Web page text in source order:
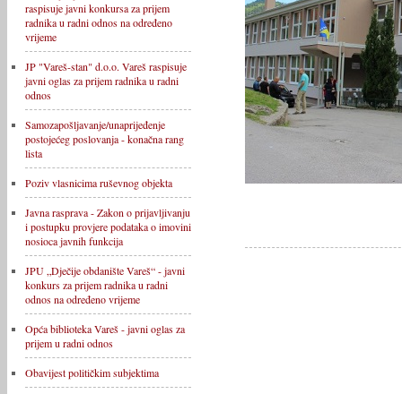
raspisuje javni konkursa za prijem
radnika u radni odnos na određeno
vrijeme
JP "Vareš-stan" d.o.o. Vareš raspisuje
javni oglas za prijem radnika u radni
odnos
Samozapošljavanje/unaprijeđenje
postojećeg poslovanja - konačna rang
lista
Poziv vlasnicima ruševnog objekta
Javna rasprava - Zakon o prijavljivanju
i postupku provjere podataka o imovini
nosioca javnih funkcija
JPU „Dječije obdanište Vareš“ - javni
konkurs za prijem radnika u radni
odnos na određeno vrijeme
Opća biblioteka Vareš - javni oglas za
prijem u radni odnos
Obavijest političkim subjektima